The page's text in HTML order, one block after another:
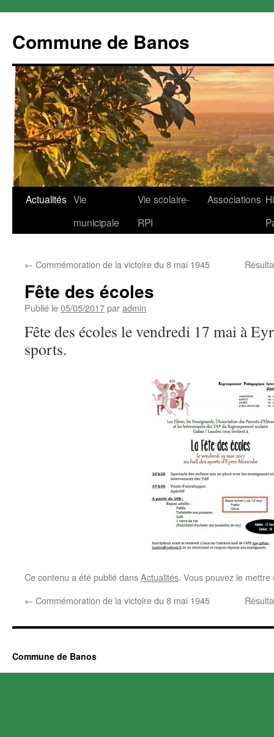
Commune de Banos
Aller
Actualités Vie
municipale
Vie scolaire-
RPI
Associations
← Commémoration de la victoire du 8 mai 1945
Fête des écoles
Publié le05/05/2017paradmin
Fête des écoles le vendredi 17 mai à
sports.
Ce contenu a été publié dansActualités. Vous pouvez le
← Commémoration de la victoire du 8 mai 1945
Commune de Banos